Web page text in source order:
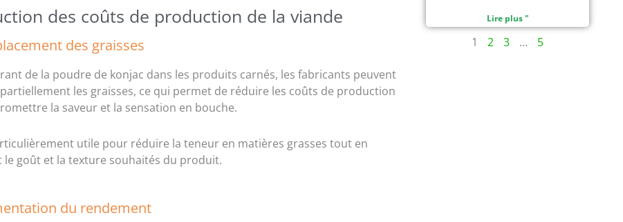
des coûts de production de la viande
des graisses
de la poudre de konjac dans les produits carnés, les fabricants peuvent
les graisses, ce qui permet de réduire les coûts de production
la saveur et la sensation en bouche.
utile pour réduire la teneur en matières grasses tout en
le goût et la texture souhaités du produit.
du rendement
Lire plus "
1 2 3 … 5